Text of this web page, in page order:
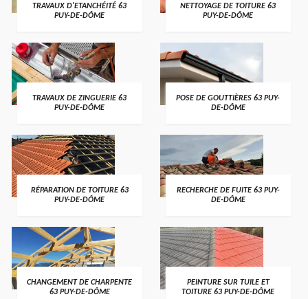
TRAVAUX D'ETANCHÉITÉ 63
PUY-DE-DÔME
NETTOYAGE DE TOITURE 63
PUY-DE-DÔME
TRAVAUX DE ZINGUERIE 63
PUY-DE-DÔME
POSE DE GOUTTIÈRES 63 PUY-
DE-DÔME
RÉPARATION DE TOITURE 63
PUY-DE-DÔME
RECHERCHE DE FUITE 63 PUY-
DE-DÔME
CHANGEMENT DE CHARPENTE
63 PUY-DE-DÔME
PEINTURE SUR TUILE ET
TOITURE 63 PUY-DE-DÔME